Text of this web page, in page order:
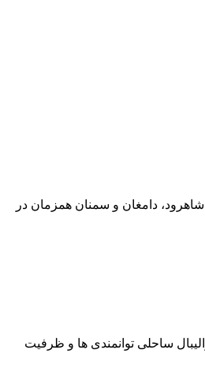
آذربایجان، زاگرس، شاهرود، دامغان و سمنان همزمان در
ساحلی توانمندی ها و ظرفیت